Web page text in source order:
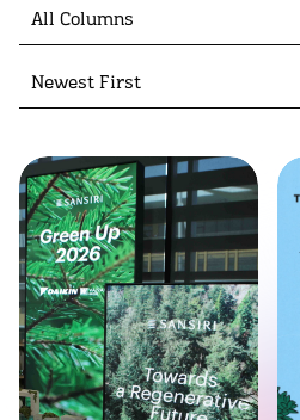
All Columns
Newest First